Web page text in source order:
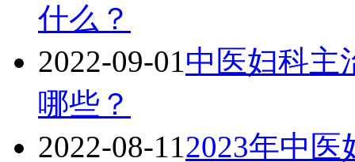
什么？
2022-09-01中医妇科主
哪些？
2022-08-112023年中